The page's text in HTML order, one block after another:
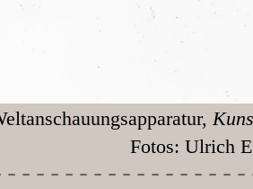
Ulrich